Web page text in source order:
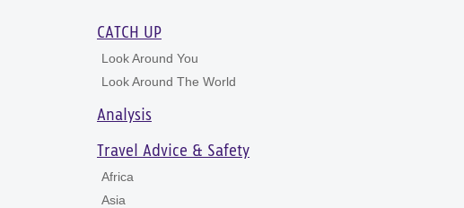
CATCH UP
Look Around You
Look Around The World
Analysis
Travel Advice & Safety
Africa
Asia